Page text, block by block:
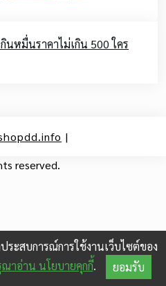
นหมื่นราคาไม่เกิน 500 ใคร
|
reserved.
ระสบการณ์การใช้งานเว็บไซต์ของ
ณาอ่าน นโยบายคุกกี้. ยอมรับ